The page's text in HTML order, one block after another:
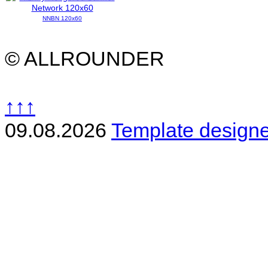
NNBN 120x60
© ALLROUNDER
↑↑↑
09.08.2026 Template